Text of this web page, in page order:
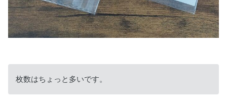
枚数はちょっと多いです。